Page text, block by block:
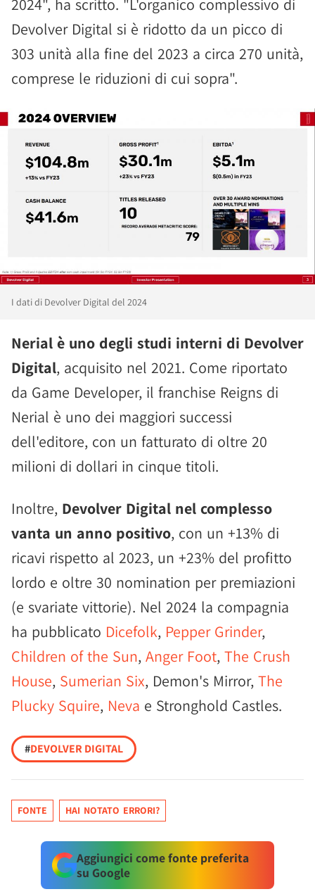
2024", ha scritto. "L'organico complessivo di
Devolver Digital si è ridotto da un picco di
303 unità alla fine del 2023 a circa 270 unità,
comprese le riduzioni di cui sopra".
I dati di Devolver Digital del 2024
Nerial è uno degli studi interni di Devolver
Digital, acquisito nel 2021. Come riportato
da Game Developer, il franchise Reigns di
Nerial è uno dei maggiori successi
dell'editore, con un fatturato di oltre 20
milioni di dollari in cinque titoli.
Inoltre, Devolver Digital nel complesso
vanta un anno positivo, con un +13% di
ricavi rispetto al 2023, un +23% del profitto
lordo e oltre 30 nomination per premiazioni
(e svariate vittorie). Nel 2024 la compagnia
ha pubblicato Dicefolk, Pepper Grinder,
Children of the Sun, Anger Foot, The Crush
House, Sumerian Six, Demon's Mirror, The
Plucky Squire, Neva e Stronghold Castles.
#DEVOLVER DIGITAL
FONTE HAI NOTATO ERRORI?
Aggiungici come fonte preferita
su Google